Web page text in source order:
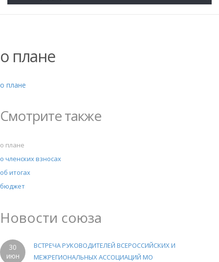
о плане
о плане
Смотрите также
о плане
о членских взносах
об итогах
бюджет
Новости союза
30
июн
ВСТРЕЧА РУКОВОДИТЕЛЕЙ ВСЕРОССИЙСКИХ И
МЕЖРЕГИОНАЛЬНЫХ АССОЦИАЦИЙ МО